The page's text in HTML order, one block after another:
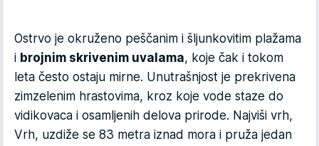
Ostrvo je okruženo peščanim i šljunkovitim plažama
i brojnim skrivenim uvalama, koje čak i tokom
leta često ostaju mirne. Unutrašnjost je prekrivena
zimzelenim hrastovima, kroz koje vode staze do
vidikovaca i osamljenih delova prirode. Najviši vrh,
Vrh, uzdiže se 83 metra iznad mora i pruža jedan